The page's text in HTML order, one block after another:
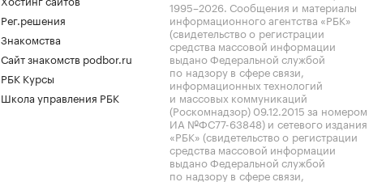
Рег.решения
Знакомства
Сайт знакомств podbor.ru
РБК Курсы
Школа управления РБК
1995–2026. Сообщения и материалы
информационного агентства «РБК»
(свидетельство о регистрации
средства массовой информации
выдано Федеральной службой
по надзору в сфере связи,
информационных технологий
и массовых коммуникаций
(Роскомнадзор) 09.12.2015 за номером
ИА №ФС77-63848) и сетевого издания
«РБК» (свидетельство о регистрации
средства массовой информации
выдано Федеральной службой
по надзору в сфере связи,